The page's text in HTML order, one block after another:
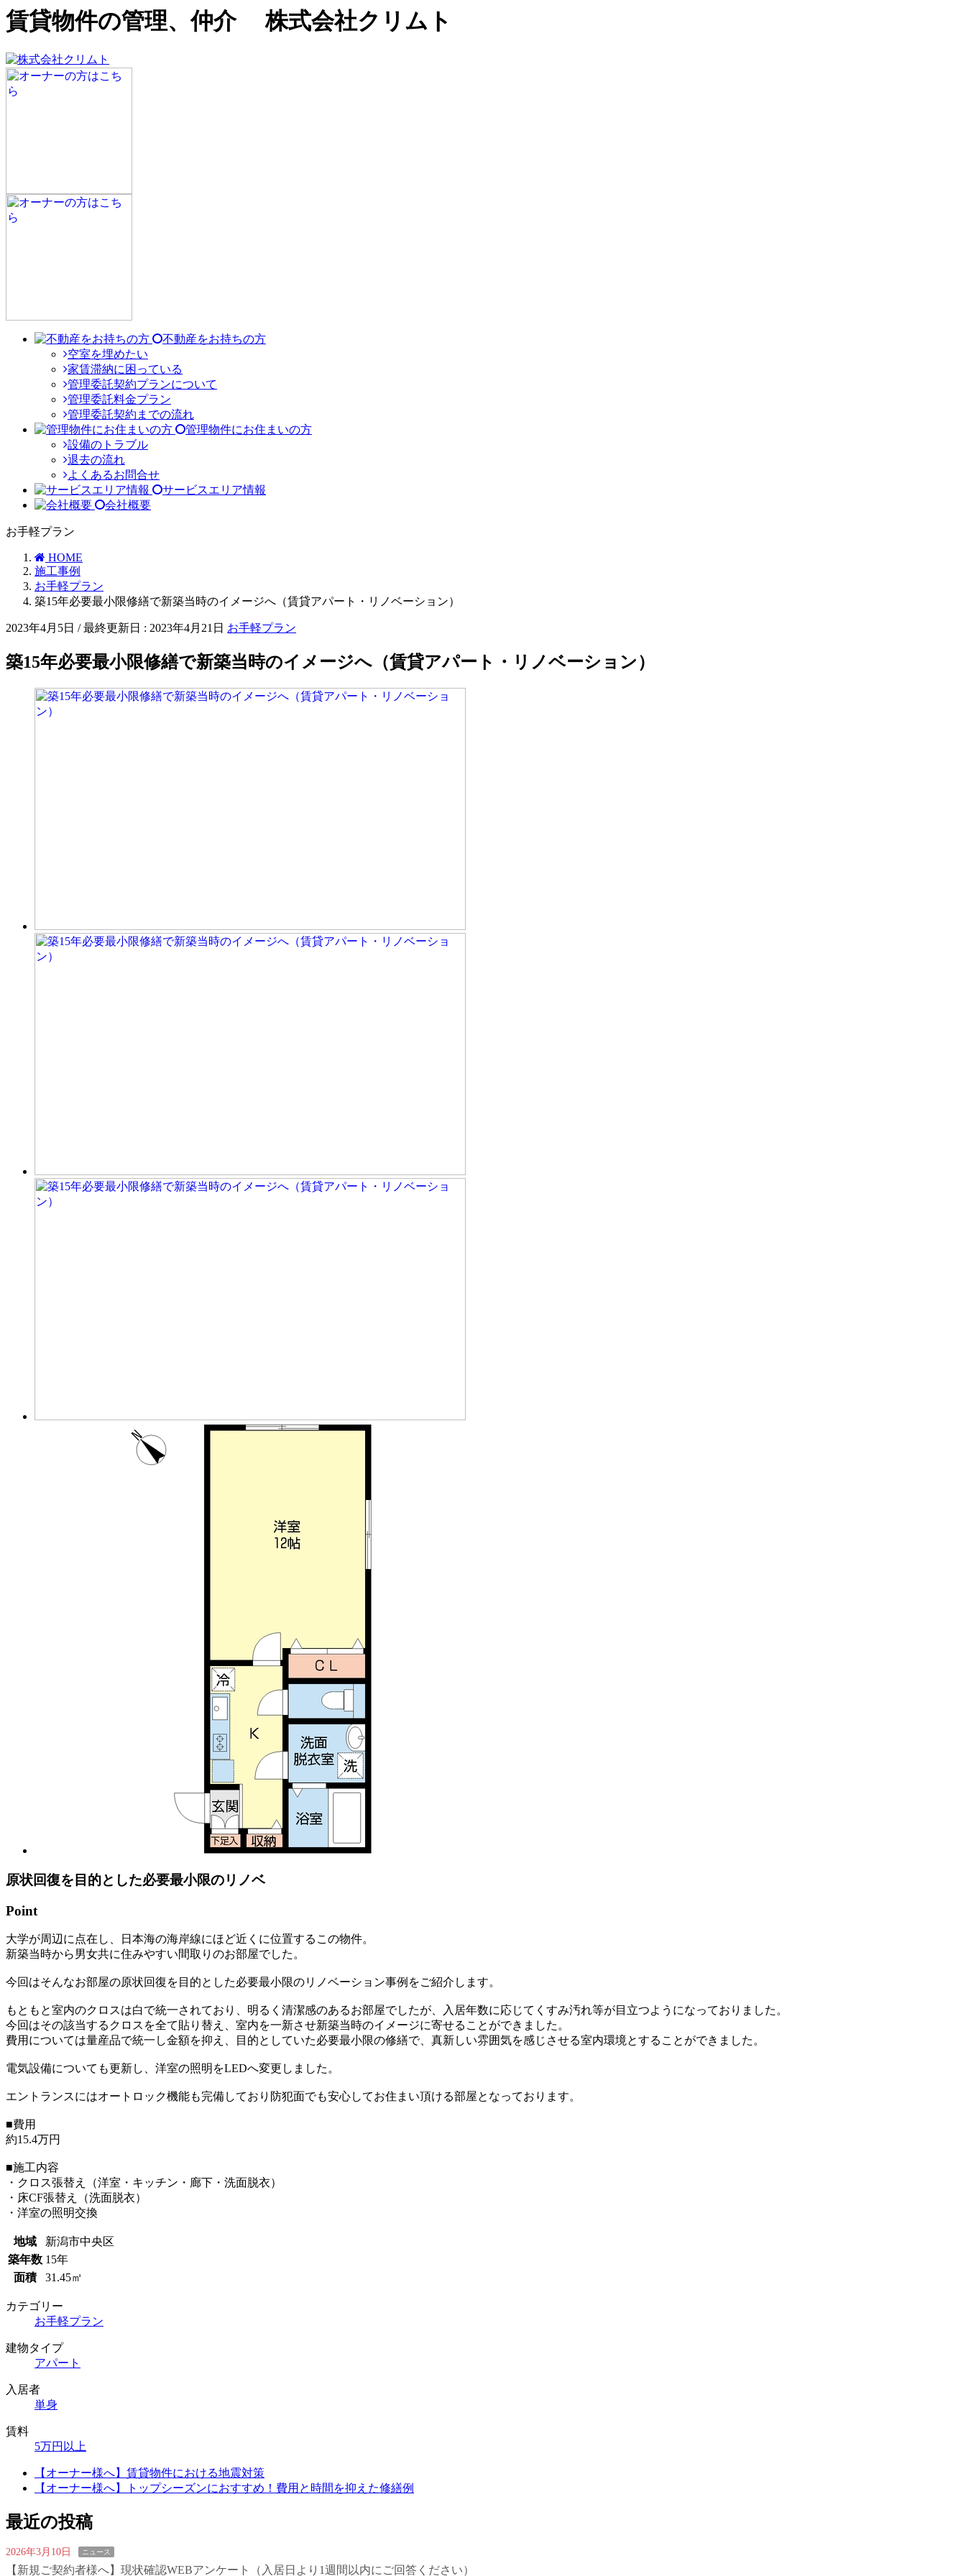
賃貸物件の管理、仲介 株式会社クリムト
不動産をお持ちの方
空室を埋めたい
家賃滞納に困っている
管理委託契約プランについて
管理委託料金プラン
管理委託契約までの流れ
管理物件にお住まいの方
設備のトラブル
退去の流れ
よくあるお問合せ
サービスエリア情報
会社概要
お手軽プラン
HOME
施工事例
お手軽プラン
築15年必要最小限修繕で新築当時のイメージへ（賃貸アパート・リノベーション）
2023年4月5日 / 最終更新日 : 2023年4月21日 お手軽プラン
築15年必要最小限修繕で新築当時のイメージへ（賃貸アパート・リノベーション）
原状回復を目的とした必要最小限のリノベ
Point
大学が周辺に点在し、日本海の海岸線にほど近くに位置するこの物件。
新築当時から男女共に住みやすい間取りのお部屋でした。
今回はそんなお部屋の原状回復を目的とした必要最小限のリノベーション事例をご紹介します。
もともと室内のクロスは白で統一されており、明るく清潔感のあるお部屋でしたが、入居年数に応じてくすみ汚れ等が目立つようになっておりました。
今回はその該当するクロスを全て貼り替え、室内を一新させ新築当時のイメージに寄せることができました。
費用については量産品で統一し金額を抑え、目的としていた必要最小限の修繕で、真新しい雰囲気を感じさせる室内環境とすることができました。
電気設備についても更新し、洋室の照明をLEDへ変更しました。
エントランスにはオートロック機能も完備しており防犯面でも安心してお住まい頂ける部屋となっております。
■費用
約15.4万円
■施工内容
・クロス張替え（洋室・キッチン・廊下・洗面脱衣）
・床CF張替え（洗面脱衣）
・洋室の照明交換
地域
新潟市中央区
築年数 15年
面積
31.45㎡
カテゴリー
お手軽プラン
建物タイプ
アパート
入居者
単身
賃料
5万円以上
【オーナー様へ】賃貸物件における地震対策
【オーナー様へ】トップシーズンにおすすめ！費用と時間を抑えた修繕例
最近の投稿
2026年3月10日 ニュース
【新規ご契約者様へ】現状確認WEBアンケート（入居日より1週間以内にご回答ください）